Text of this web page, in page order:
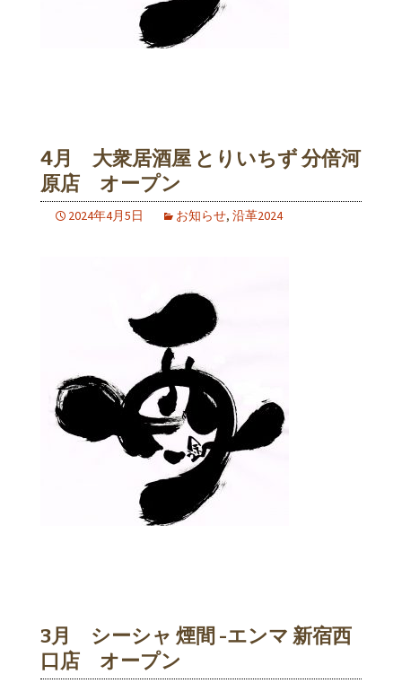
4月 大衆居酒屋 とりいちず 分倍河
原店 オープン
2024年4月5日 お知らせ, 沿革2024
3月 シーシャ 煙間 -エンマ 新宿西
口店 オープン